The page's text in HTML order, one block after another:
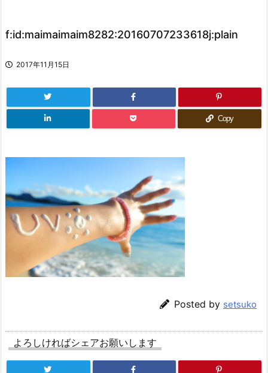
f:id:maimaimaim8282:20160707233618j:plain
2017年11月15日
Copy
Posted by setsuko
よろしければシェアお願いします